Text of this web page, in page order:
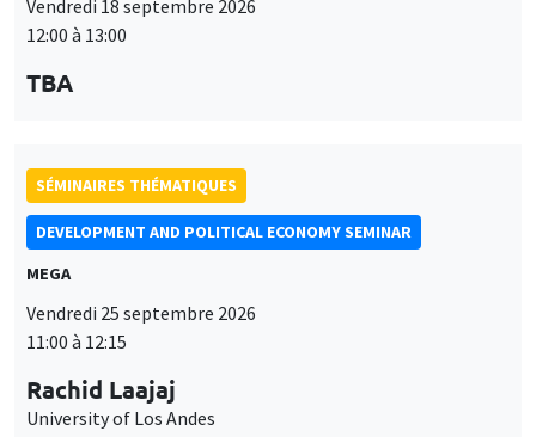
Vendredi 18 septembre 2026
12:00 à 13:00
TBA
SÉMINAIRES THÉMATIQUES
DEVELOPMENT AND POLITICAL ECONOMY SEMINAR
MEGA
Vendredi 25 septembre 2026
11:00 à 12:15
Rachid Laajaj
University of Los Andes